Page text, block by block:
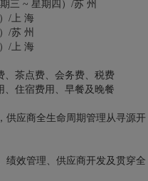
三 ~ 星期四）/苏 州
/上 海
/苏 州
/上 海
、茶点费、会务费、税费
、住宿费用、早餐及晚餐
供应商全生命周期管理从寻源开
绩效管理、供应商开发及贯穿全